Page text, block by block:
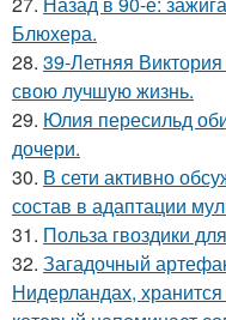
Блюхера.
28. 39-Летняя
свою лучшую жизнь.
29. Юлия пересильд
дочери.
30. В сети активно
состав в адаптации
31. Польза гвоздики
32. Загадочный
Нидерландах,